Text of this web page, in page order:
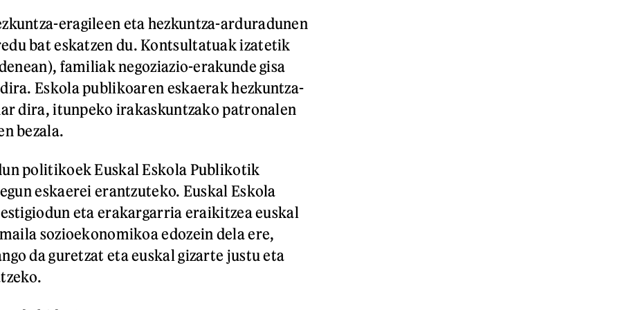
eragileen eta hezkuntza-arduradunen
bat eskatzen du. Kontsultatuak izatetik
familiak negoziazio-erakunde gisa
Eskola publikoaren eskaerak hezkuntza-
dira, itunpeko irakaskuntzako patronalen
bezala.
politikoek Euskal Eskola Publikotik
eskaerei erantzuteko. Euskal Eskola
eta erakargarria eraikitzea euskal
sozioekonomikoa edozein dela ere,
da guretzat eta euskal gizarte justu eta